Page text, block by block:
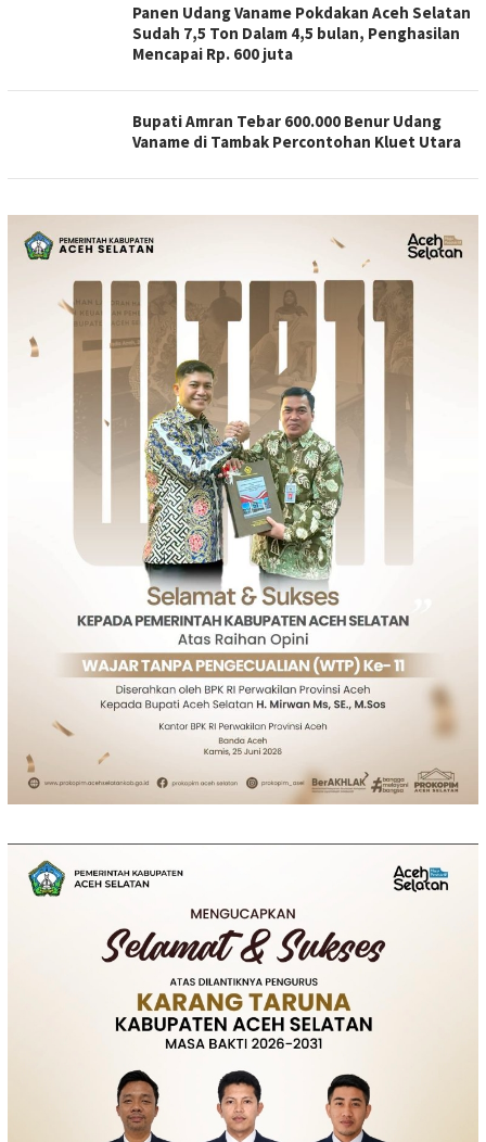
Panen Udang Vaname Pokdakan Aceh Selatan
Sudah 7,5 Ton Dalam 4,5 bulan, Penghasilan
Mencapai Rp. 600 juta
Bupati Amran Tebar 600.000 Benur Udang
Vaname di Tambak Percontohan Kluet Utara